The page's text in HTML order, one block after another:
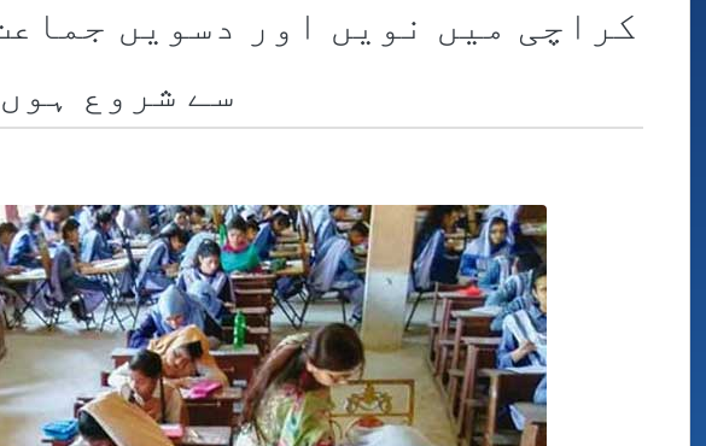
کراچی میں نویں اور دسویں
سے شروع